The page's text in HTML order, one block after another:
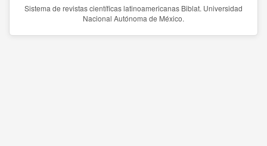
Sistema de revistas científicas latinoamericanas Biblat. Universidad
Nacional Autónoma de México.